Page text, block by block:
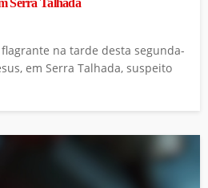
Serra Talhada
na tarde desta segunda-
em Serra Talhada, suspeito